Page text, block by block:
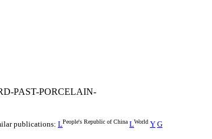
PAST-PORCELAIN-
publications: LPeople's Republic of China LWorld Y G